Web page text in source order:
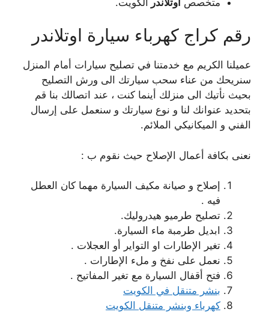
رقم كراج كهرباء سيارة اوتلاندر
عميلنا الكريم مع خدمتنا في تصليح سيارات أمام المنزل
سنريحك من عناء سحب سيارتك الى ورش التصليح
بحيث نأتيك الى منزلك أينما كنت ، عند اتصالك بنا قم
بتحديد عنوانك لنا و نوع سيارتك و سنعمل على إرسال
الفني و الميكانيكي الملائم.
نعنى بكافة أعمال الإصلاح حيث نقوم ب :
إصلاح و صيانة مكيف السيارة مهما كان العطل
فيه .
تصليح طرميو هيدروليك.
ابديل طرمبة ماء السيارة.
تغير الإطارات او التواير أو العجلات .
نعمل على نفخ و ملء الإطارات .
فتح أقفال السيارة مع تغير المفاتيح .
بنشر متنقل في الكويت
كهرباء وبنشر متنقل الكويت